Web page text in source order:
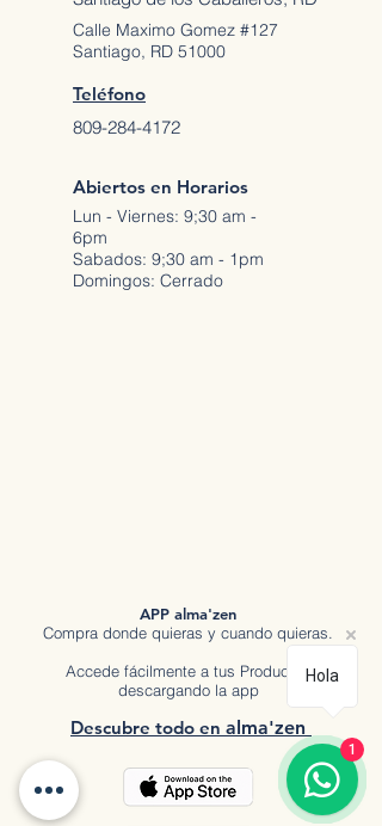
Calle Maximo Gomez #127
Santiago, RD 51000
Teléfono
809-284-4172
Abiertos en Horarios
Lun - Viernes: 9;30 am -
6pm
Sabados: 9;30 am - 1pm
Domingos: Cerrado
APP alma'zen
Compra donde quieras y cuando quieras.
Accede fácilmente a tus Productos
descargando la app
Descubre todo en a lma'zen
Hola
1